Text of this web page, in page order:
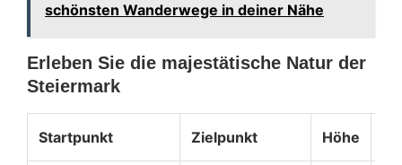
schönsten Wanderwege in deiner Nähe
Erleben Sie die majestätische Natur der
Steiermark
Startpunkt Zielpunkt Höhe